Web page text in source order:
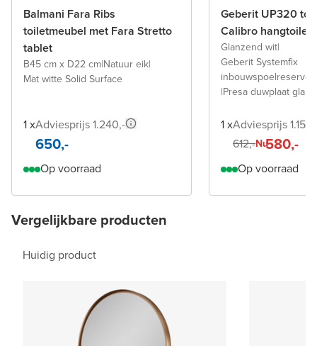
Balmani Fara Ribs
toiletmeubel met Fara Stretto
tablet
B45 cm x D22 cm|Natuur eik|
Mat witte Solid Surface
1 xAdviesprijs 1.240,-
650,-
Op voorraad
Geberit UP320
Calibro hangtoilet
Glanzend wit|
Geberit Systemfix
|Presa duwplaat
1 xAdviesprijs
612,-Nu580,-
Op voorraad
Vergelijkbare producten
Huidig product